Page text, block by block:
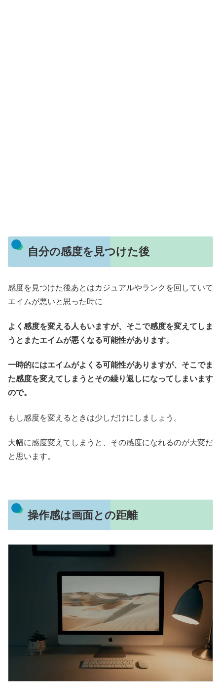
自分の感度を見つけた後
感度を見つけた後あとはカジュアルやランクを回していて
エイムが悪いと思った時に
よく感度を変える人もいますが、そこで感度を変えてしま
うとまたエイムが悪くなる可能性があります。
一時的にはエイムがよくる可能性がありますが、そこでま
た感度を変えてしまうとその繰り返しになってしまいます
ので。
もし感度を変えるときは少しだけにしましょう。
大幅に感度変えてしまうと、その感度になれるのが大変だ
と思います。
操作感は画面との距離